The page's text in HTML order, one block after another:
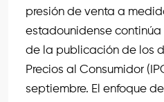
presión de venta a
estadounidense
de la publicación de los
Precios al Consumidor
septiembre. El enfoque